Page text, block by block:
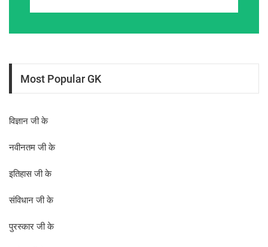
Most Popular GK
विज्ञान जी के
नवीनतम जी के
इतिहास जी के
संविधान जी के
पुरस्कार जी के